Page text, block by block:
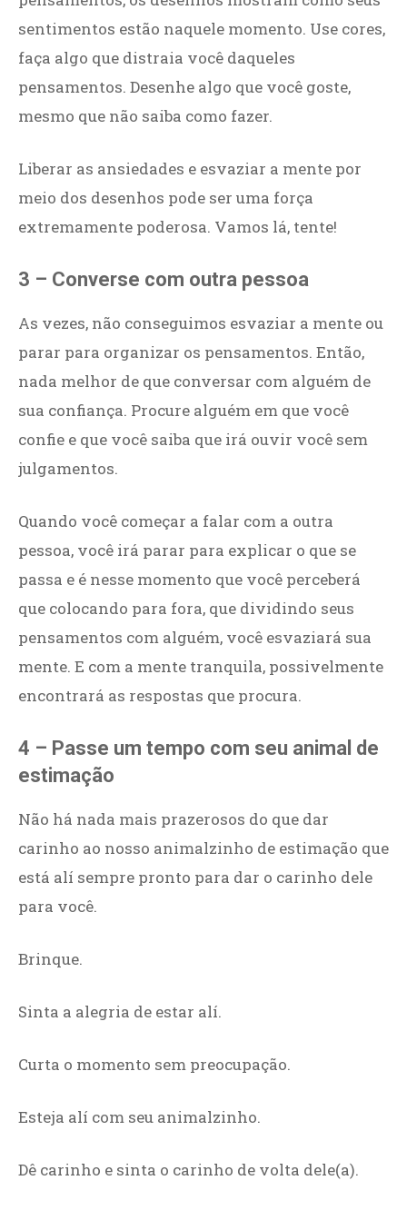
sentimentos estão naquele momento. Use cores,
faça algo que distraia você daqueles
pensamentos. Desenhe algo que você goste,
mesmo que não saiba como fazer.
Liberar as ansiedades e esvaziar a mente por
meio dos desenhos pode ser uma força
extremamente poderosa. Vamos lá, tente!
3 – Converse com outra pessoa
As vezes, não conseguimos esvaziar a mente ou
parar para organizar os pensamentos. Então,
nada melhor de que conversar com alguém de
sua confiança. Procure alguém em que você
confie e que você saiba que irá ouvir você sem
julgamentos.
Quando você começar a falar com a outra
pessoa, você irá parar para explicar o que se
passa e é nesse momento que você perceberá
que colocando para fora, que dividindo seus
pensamentos com alguém, você esvaziará sua
mente. E com a mente tranquila, possivelmente
encontrará as respostas que procura.
4 – Passe um tempo com seu animal de
estimação
Não há nada mais prazerosos do que dar
carinho ao nosso animalzinho de estimação que
está alí sempre pronto para dar o carinho dele
para você.
Brinque.
Sinta a alegria de estar alí.
Curta o momento sem preocupação.
Esteja alí com seu animalzinho.
Dê carinho e sinta o carinho de volta dele(a).